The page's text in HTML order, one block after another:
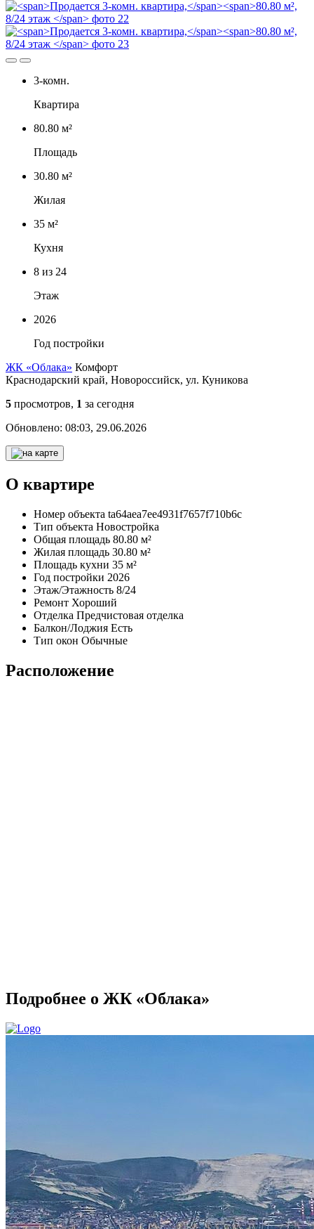
3-комн.
Квартира
80.80 м²
Площадь
30.80 м²
Жилая
35 м²
Кухня
8 из 24
Этаж
2026
Год постройки
ЖК «Облака» Комфорт
Краснодарский край, Новороссийск, ул. Куникова
5 просмотров, 1 за сегодня
Обновлено: 08:03, 29.06.2026
О квартире
Номер объекта ta64aea7ee4931f7657f710b6c
Тип объекта Новостройка
Общая площадь 80.80 м²
Жилая площадь 30.80 м²
Площадь кухни 35 м²
Год постройки 2026
Этаж/Этажность 8/24
Ремонт Хороший
Отделка Предчистовая отделка
Балкон/Лоджия Есть
Тип окон Обычные
Расположение
Подробнее о ЖК «Облака»